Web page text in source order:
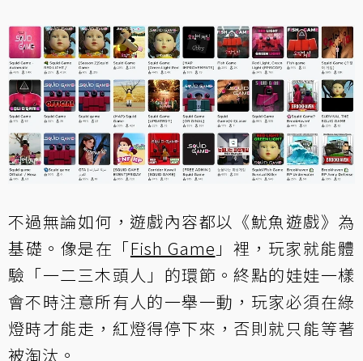
不過無論如何，遊戲內容都以《魷魚遊戲》為
基礎。像是在「Fish Game 」裡，玩家就能體
驗「一二三木頭人」的環節。終點的娃娃一樣
會不時注意所有人的一舉一動，玩家必須在綠
燈時才能走，紅燈得停下來，否則就只能等著
被淘汰。